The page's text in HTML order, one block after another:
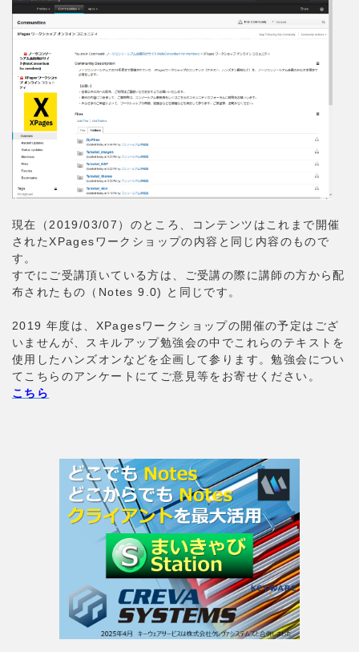
現在（2019/03/07）のところ、コンテンツはこれまで開催
されたXPagesワークショップの内容と同じ内容のもので
す。
すでにご受講頂いている方は、ご受講の際に講師の方から配
布されたもの（Notes 9.0) と同じです。
2019 年度は、XPagesワークショップの開催の予定はござ
いませんが、スキルアップ勉強会の中でこれらのテキストを
使用したハンズオンなどを企画して参ります。勉強会につい
てこちらのアンケートにてご意見等をお寄せください。
こちら